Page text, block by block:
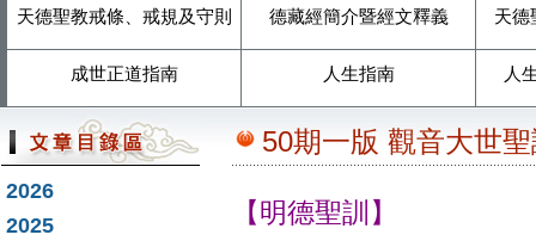
天德聖教戒條、戒規及守則
德藏經簡介暨經文釋義 天德
成世正道指南 人生指南 人
2026
2025
50期一版 觀音大世
【明德聖訓】